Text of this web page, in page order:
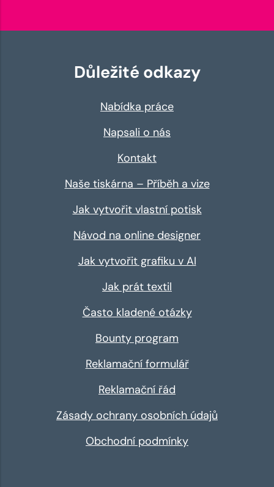
Důležité odkazy
Nabídka práce
Napsali o nás
Kontakt
Naše tiskárna – Příběh a vize
Jak vytvořit vlastní potisk
Návod na online designer
Jak vytvořit grafiku v AI
Jak prát textil
Často kladené otázky
Bounty program
Reklamační formulář
Reklamační řád
Zásady ochrany osobních údajů
Obchodní podmínky